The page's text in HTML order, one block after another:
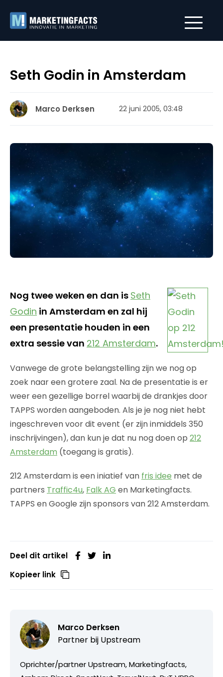
Seth Godin in Amsterdam
Marco Derksen 22 juni 2005, 03:48
Nog twee weken en dan is Seth
Godin in Amsterdam en zal hij
een presentatie houden in een
extra sessie van 212 Amsterdam.
Vanwege de grote belangstelling zijn we nog op
zoek naar een grotere zaal. Na de presentatie is er
weer een gezellige borrel waarbij de drankjes door
TAPPS worden aangeboden. Als je je nog niet hebt
ingeschreven voor dit event (er zijn inmiddels 350
inschrijvingen), dan kun je dat nu nog doen op 212
Amsterdam (toegang is gratis).
212 Amsterdam is een iniatief van fris idee met de
partners Traffic4u, Falk AG en Marketingfacts.
TAPPS en Google zijn sponsors van 212 Amsterdam.
Deel dit artikel
Kopieer link
Marco Derksen
Partner bij Upstream
Oprichter/partner Upstream, Marketingfacts,